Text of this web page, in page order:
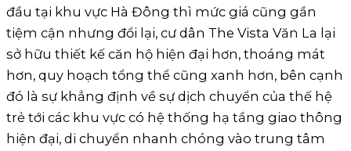
đầu tại khu vực Hà Đông thì mức giá cũng gần
tiệm cận nhưng đổi lại, cư dân The Vista Văn La lại
sở hữu thiết kế căn hộ hiện đại hơn, thoáng mát
hơn, quy hoạch tổng thể cũng xanh hơn, bên cạnh
đó là sự khẳng định về sự dịch chuyển của thế hệ
trẻ tới các khu vực có hệ thống hạ tầng giao thông
hiện đại, di chuyển nhanh chóng vào trung tâm